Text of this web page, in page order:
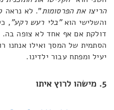
הריצו את הפרסומות". לא נראה
והשלישי הוא"בלי רעש רקע",
דולקת אם אף אחד לא צופה בה.
הסתמית של המסך ואילו אנחנו
יעיל ומפתח עבור ילדינו.
5. מישהו לרוץ איתו